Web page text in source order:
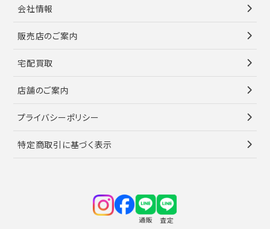
会社情報
販売店のご案内
宅配買取
店舗のご案内
プライバシーポリシー
特定商取引に基づく表示